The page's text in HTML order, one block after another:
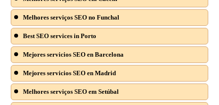
Melhores serviços SEO no Funchal
Best SEO services in Porto
Mejores servicios SEO en Barcelona
Mejores servicios SEO en Madrid
Melhores serviços SEO em Setúbal